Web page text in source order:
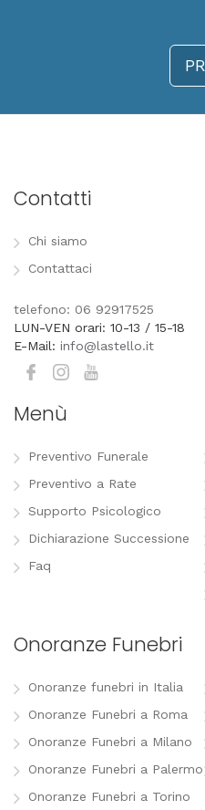
Contatti
Chi siamo
Contattaci
telefono: 06 92917525
LUN-VEN orari: 10-13 / 15-18
E-Mail: info@lastello.it
Menù
Preventivo Funerale
Preventivo a Rate
Supporto Psicologico
Dichiarazione Successione
Faq
Onoranze Funebri
Onoranze funebri in Italia
Onoranze Funebri a Roma
Onoranze Funebri a Milano
Onoranze Funebri a Palermo
Onoranze Funebri a Torino